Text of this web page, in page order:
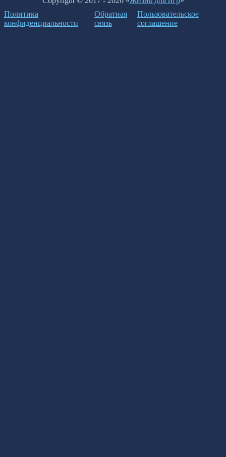
Политика
конфиденциальности
Обратная
связь
Пользовательское
соглашение